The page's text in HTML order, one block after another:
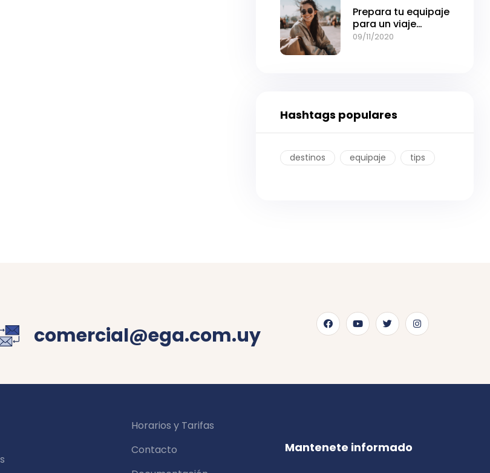
Prepara tu equipaje
para un viaje
cómodo y sin
09/11/2020
Hashtags populares
destinos equipaje tips
comercial@ega.com.uy
Horarios y Tarifas
Contacto
Mantenete informado